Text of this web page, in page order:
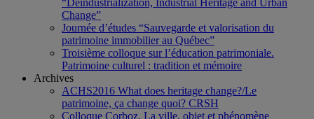
Change”
Journée d’études “Sauvegarde et valorisation du
patrimoine immobilier au Québec”
Troisième colloque sur l’éducation patrimoniale.
Patrimoine culturel : tradition et mémoire
Archives
ACHS2016 What does heritage change?/Le
patrimoine, ça change quoi? CRSH
Colloque Corboz. La ville, objet et phénomène